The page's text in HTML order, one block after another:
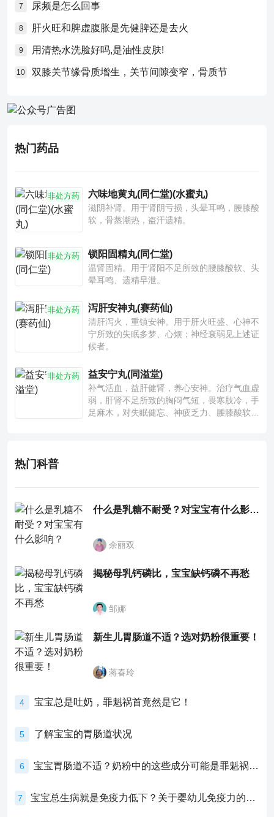
7 尿频是怎么回事
8 肝火旺和脾虚腹胀是先健脾还是去火
9 用清热水洗脸好吗,是油性皮肤!
10 双膝关节缘骨质增生，关节间隙变窄，骨质节
热门药品
非处方药 六味地黄丸(同仁堂)(水蜜丸)
滋阴补肾。用于肾阴亏损，头晕耳鸣，腰膝酸
软，骨蒸潮热，盗汗遗精。
非处方药 锁阳固精丸(同仁堂)
温肾固精。用于肾阳不足所致的腰膝酸软、头
晕耳鸣、遗精早泄。
非处方药 泻肝安神丸(赛药仙)
清肝泻火，重镇安神。用于肝火旺盛、心神不
宁所致的失眠多梦、心烦；神经衰弱见上述证
候者。
非处方药 益安宁丸(同溢堂)
补气活血，益肝健肾，养心安神。治疗气血虚
弱，肝肾不足所致的胸闷气短，畏寒肢冷，手
足麻木，对失眠健忘、神疲乏力、腰膝酸软也
热门科普
什么是乳糖不耐受？对宝宝有什么影响？
余丽双
揭秘母乳钙磷比，宝宝缺钙磷不再愁
邹娜
新生儿胃肠道不适？选对奶粉很重要！
蒋春玲
4 宝宝总是吐奶，罪魁祸首竟然是它！
5 了解宝宝的胃肠道状况
6 宝宝胃肠道不适？奶粉中的这些成分可能是罪魁祸首！
7 宝宝总生病就是免疫力低下？关于婴幼儿免疫力的真相，家长必须了解！